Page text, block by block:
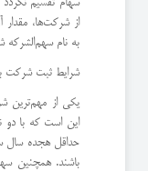
از شرکت‌ها،
به نام سهم‌الشرکه
شرایط ثبت شرکت
یکی از مهم‌ترین
این است که با دو
حداقل هجده سال